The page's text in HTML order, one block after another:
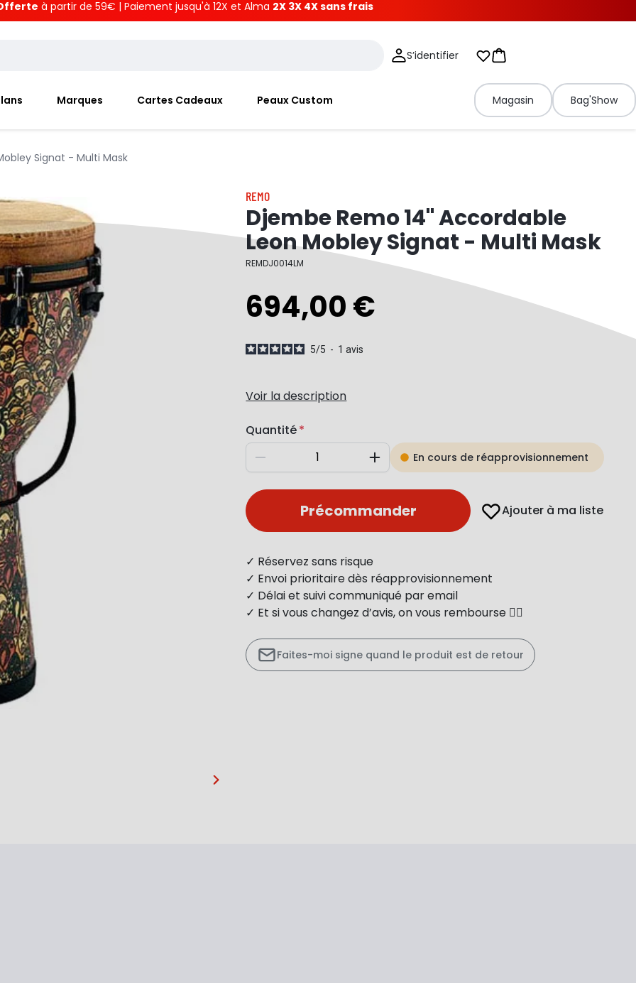
à partir de 59€ | Paiement jusqu'à 12X et Alma 2X 3X 4X sans frais
S’identifier Mes listes d'envies
Panier
Marques Cartes Cadeaux Peaux Custom Magasin Bag'Show
Signat - Multi Mask
…
REMO
Djembe Remo 14" Accordable
Leon Mobley Signat - Multi Mask
REMDJ0014LM
694,00 €
5/5 - 1avis
Voir la description
Quantité
Diminuer AugmenterEn cours de réapprovisionnement
Précommander Ajouter à ma liste
✓ Réservez sans risque
✓ Envoi prioritaire dès réapprovisionnement
✓ Délai et suivi communiqué par email
✓ Et si vous changez d’avis, on vous rembourse 👍🏻
Faites-moi signe quand le produit est de retour